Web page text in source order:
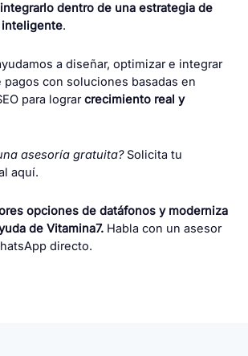
dentro de una estrategia de
.
a diseñar, optimizar e integrar
con soluciones basadas en
para lograrcrecimiento real y
asesoría gratuita? Solicita tu
aquí.
opciones de datáfonos y moderniza
de Vitamina7. Habla con un asesor
directo.